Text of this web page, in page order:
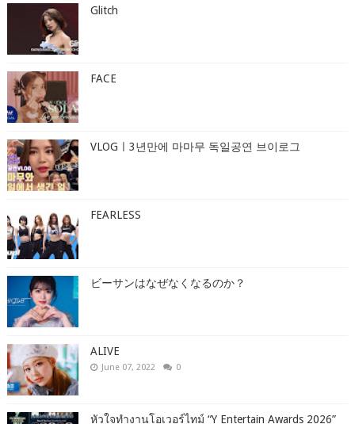
Glitch
FACE
VLOGㅣ3년만에 마마무 독일공연 브이로그
FEARLESS
ビーサンはなぜなくなるのか？
ALIVE
June 07, 2022 0
หัวใจทำงานโอเวอร์ไทม์ “Y Entertain Awards 2026”